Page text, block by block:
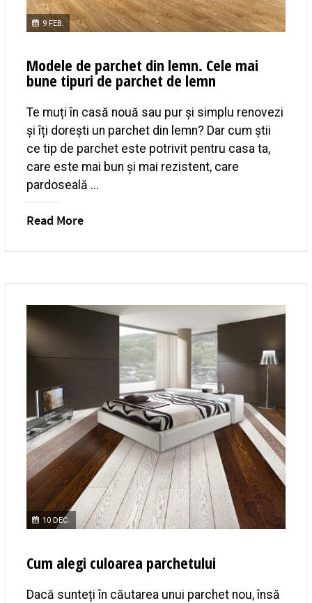
9 FEB.
Modele de parchet din lemn. Cele mai
bune tipuri de parchet de lemn
Te muți în casă nouă sau pur și simplu renovezi
și îți dorești un parchet din lemn? Dar cum știi
ce tip de parchet este potrivit pentru casa ta,
care este mai bun și mai rezistent, care
pardoseală ...
Read More
10 DEC.
Cum alegi culoarea parchetului
Dacă sunteți în căutarea unui parchet nou, însă